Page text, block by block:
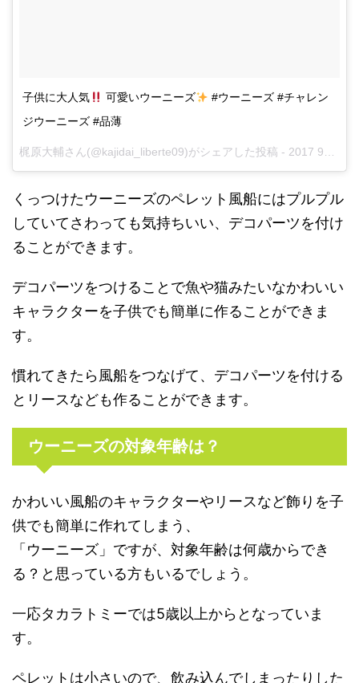
子供に大人気 可愛いウーニーズ
#ウーニーズ #チャレン
ジウーニーズ #品薄
梶原大輔さん(@kajidai_liberte09)がシェアした投稿 - 2017 9月 12 12:18午前 PDT
くっつけたウーニーズのペレット風船にはプルプル
していてさわっても気持ちいい、デコパーツを付け
ることができます。
デコパーツをつけることで魚や猫みたいなかわいい
キャラクターを子供でも簡単に作ることができま
す。
慣れてきたら風船をつなげて、デコパーツを付ける
とリースなども作ることができます。
ウーニーズの対象年齢は？
かわいい風船のキャラクターやリースなど飾りを子
供でも簡単に作れてしまう、
「ウーニーズ」ですが、対象年齢は何歳からでき
る？と思っている方もいるでしょう。
一応タカラトミーでは5歳以上からとなっていま
す。
ペレットは小さいので、飲み込んでしまったりした